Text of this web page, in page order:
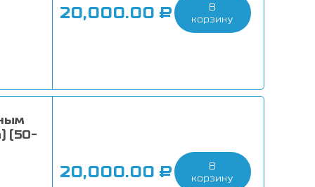
20,000.00 ₽
В
корзину
(50-
20,000.00 ₽
В
корзину